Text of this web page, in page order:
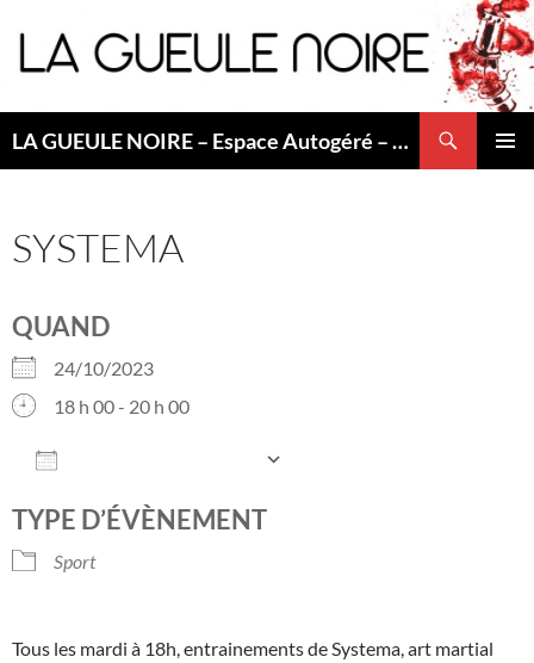
au
contenu
LA GUEULE NOIRE – Espace Autogéré – Saint Etienne
SYSTEMA
QUAND
24/10/2023
18 h 00 - 20 h 00
TYPE D’ÉVÈNEMENT
Sport
Tous les mardi à 18h, entrainements de Systema, art martial